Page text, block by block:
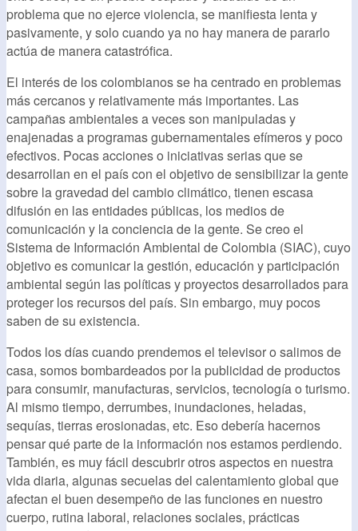
problema que no ejerce violencia, se manifiesta lenta y
pasivamente, y solo cuando ya no hay manera de pararlo
actúa de manera catastrófica.
El interés de los colombianos se ha centrado en problemas
más cercanos y relativamente más importantes. Las
campañas ambientales a veces son manipuladas y
enajenadas a programas gubernamentales efímeros y poco
efectivos. Pocas acciones o iniciativas serias que se
desarrollan en el país con el objetivo de sensibilizar la gente
sobre la gravedad del cambio climático, tienen escasa
difusión en las entidades públicas, los medios de
comunicación y la conciencia de la gente. Se creo el
Sistema de Información Ambiental de Colombia (SIAC), cuyo
objetivo es comunicar la gestión, educación y participación
ambiental según las políticas y proyectos desarrollados para
proteger los recursos del país. Sin embargo, muy pocos
saben de su existencia.
Todos los días cuando prendemos el televisor o salimos de
casa, somos bombardeados por la publicidad de productos
para consumir, manufacturas, servicios, tecnología o turismo.
Al mismo tiempo, derrumbes, inundaciones, heladas,
sequías, tierras erosionadas, etc. Eso debería hacernos
pensar qué parte de la información nos estamos perdiendo.
También, es muy fácil descubrir otros aspectos en nuestra
vida diaria, algunas secuelas del calentamiento global que
afectan el buen desempeño de las funciones en nuestro
cuerpo, rutina laboral, relaciones sociales, prácticas